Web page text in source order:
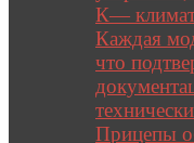
К—
Каждая
что
Прицепы